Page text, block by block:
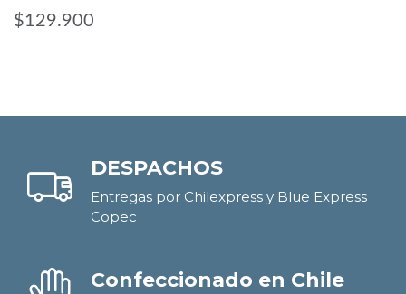
$129.900
DESPACHOS
Entregas por Chilexpress y Blue Express
Copec
Confeccionado en Chile